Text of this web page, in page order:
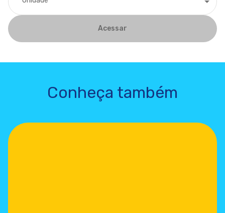
Acessar
Conheça também